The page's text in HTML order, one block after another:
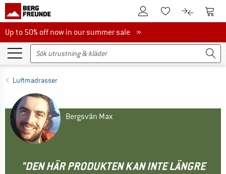
Till kundkontotTill minneslistan.
Till Till
Up to 50% off now in our summer sale
Up to 50% off now in our summer sale »
Luftmadrasser
Bergsvän Max
"DEN HÄR PRODUKTEN KAN INTE LÄNGRE